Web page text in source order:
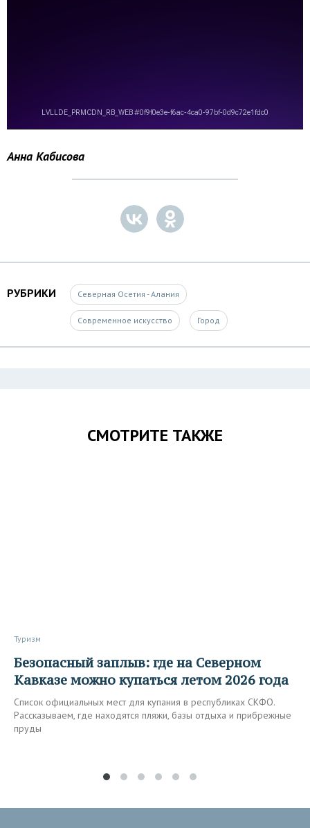
Анна Кабисова
РУБРИКИ Северная Осетия - Алания
Современное искусство Город
СМОТРИТЕ ТАКЖЕ
Туризм
Безопасный заплыв: где на Северном
Кавказе можно купаться летом 2026 года
Список официальных мест для купания в республиках СКФО.
Рассказываем, где находятся пляжи, базы отдыха и прибрежные
пруды